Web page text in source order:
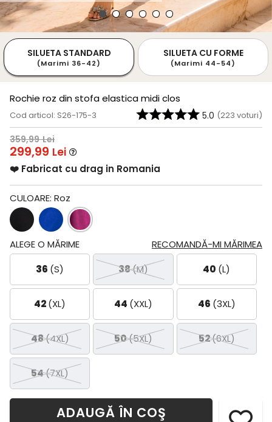
SILUETA STANDARD
(Marimi 36-42)
SILUETA CU FORME
(Marimi 44-54)
Rochie roz din stofa elastica midi clos
Cod articol: S26-175-3 5.0 (223 voturi)
359,99 Lei
299,99 Lei
❤️ Fabricat cu drag in Romania
CULOARE: Roz
RECOMANDĂ-MI MĂRIMEA
ALEGE O MĂRIME
36 (S) 38(M) 40 (L)
42(XL) 44 (XXL) 46 (3XL)
48(4XL) 50(5XL) 52(6XL)
54(7XL)
ADAUGĂ ÎN COŞ